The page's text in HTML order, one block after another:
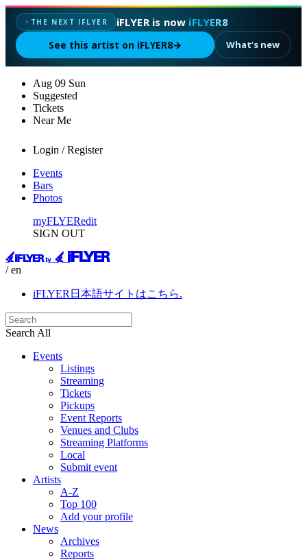
✦ THE NEXT IFLYER iFLYER is now iFLYER8
See this artist on iFLYER8→ What’s new
Aug 09 Sun
Suggested
Tickets
Near Me
Login / Register
Events
Bars
Photos
myFLYERedit
SIGN OUT
/ en
iFLYER日本語サイトはこちら.
Search All
Events
Listings
Streaming
Tickets
Pickups
Event Reports
Venues and Clubs
Streaming Platforms
Local
Submit event
Artists
A-Z
Top 100
Add your profile
News
Archives
Reports